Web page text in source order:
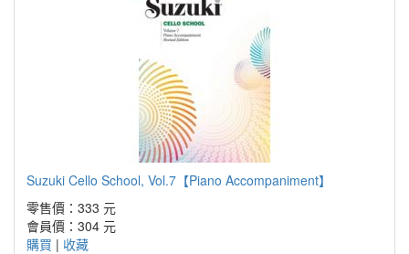
Suzuki Cello School, Vol.7【Piano Accompaniment】
零售價：333 元
會員價：304 元
購買 | 收藏